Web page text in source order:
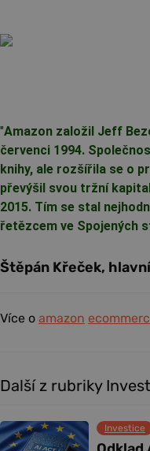
"Amazon založil Jeff
červenci 1994.
knihy, ale rozšířila se o
převýšil svou tržní
2015. Tím se stal
řetězcem ve Spojených
Štěpán Křeček,
Více o amazon
Další z rubriky
Investice